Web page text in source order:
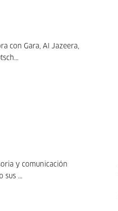
con Gara, Al Jazeera,
y comunicación
sus ...